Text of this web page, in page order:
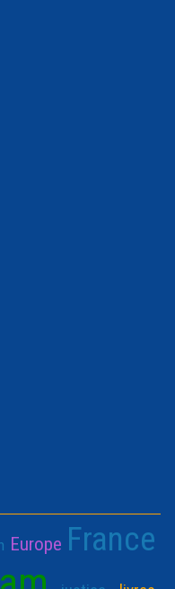
Europe France